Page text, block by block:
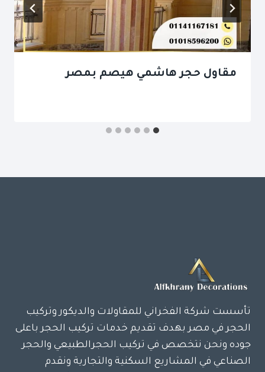
مقاول حجر هاشمي هيصم بمصر
تأسست شركة الفخراني للمقاولات والديكور وتركيب
الحجر في مصر بهدف تقديم خدمات تركيب الحجر باعلى
جوده ونحن نتخصص في تركيب الحجرالطبيعي والحجر
الصناعي في المشاريع السكنية والتجارية ونقدم